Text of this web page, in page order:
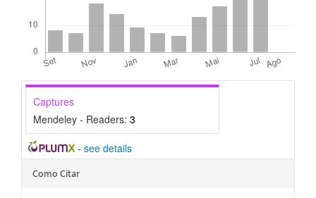
Captures
Mendeley - Readers: 3
- see details
Detalhes
Como Citar